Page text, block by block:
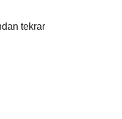
tekrar